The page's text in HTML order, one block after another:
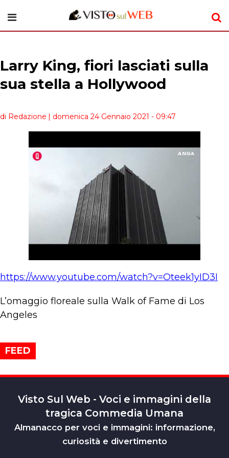
Larry King, fiori lasciati sulla
sua stella a Hollywood
di Redazione | domenica 24 Gennaio 2021 - 09:47
https://www.youtube.com/watch?v=Oteek1yID3I
L’omaggio floreale sulla Walk of Fame di Los
Angeles
FEED
Visto Sul Web - Voci e immagini della
tragica Commedia Umana
Almanacco per voci e immagini: informazione,
curiosità e divertimento